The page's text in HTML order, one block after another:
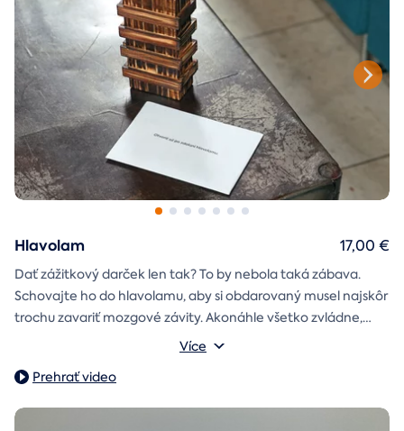
Hlavolam
Dať zážitkový darček len tak? To by nebola taká zábava.
Schovajte ho do hlavolamu, aby si obdarovaný musel najskôr
trochu zavariť mozgové závity. Akonáhle všetko zvládne,
objaví poukaz na zážitok i s vašim venováním.
Vonkajšie rozmery: 15,5 × 8,5 × 5 cm
Více
17,00 €
Prehrať video